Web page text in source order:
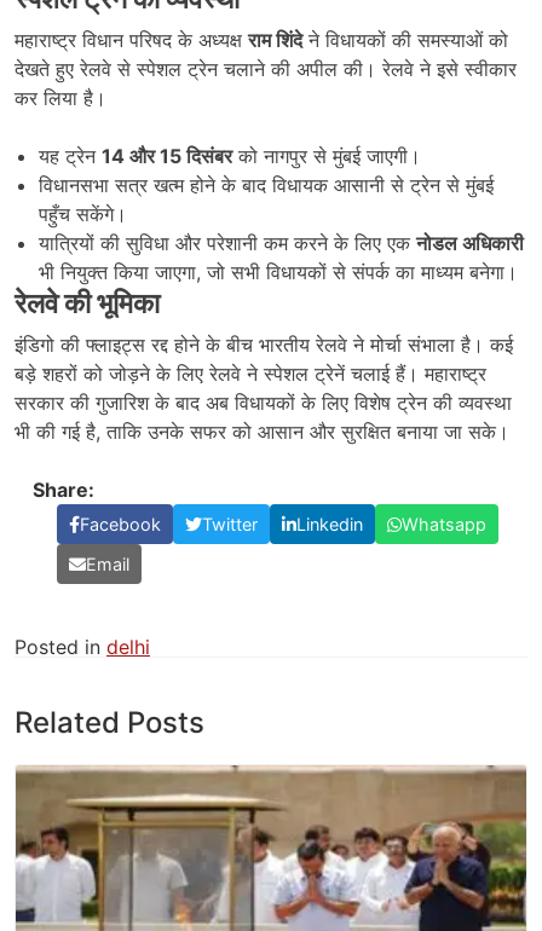
महाराष्ट्र विधान परिषद के अध्यक्षराम शिंदेने विधायकों की समस्याओं को
देखते हुए रेलवे से स्पेशल ट्रेन चलाने की अपील की। रेलवे ने इसे स्वीकार
कर लिया है।
यह ट्रेन 14 और 15दिसंबरको नागपुर से मुंबई जाएगी।
विधानसभा सत्र खत्म होने के बाद विधायक आसानी से ट्रेन से मुंबई
पहुँच सकेंगे।
यात्रियों की सुविधा और परेशानी कम करने के लिए एकनोडल अधिकारी
भी नियुक्त किया जाएगा, जो सभी विधायकों से संपर्क का माध्यम बनेगा।
रेलवे की भूमिका
इंडिगो की फ्लाइट्स रद्द होने के बीच भारतीय रेलवे ने मोर्चा संभाला है। कई
बड़े शहरों को जोड़ने के लिए रेलवे ने स्पेशल ट्रेनें चलाई हैं। महाराष्ट्र
सरकार की गुजारिश के बाद अब विधायकों के लिए विशेष ट्रेन की व्यवस्था
भी की गई है, ताकि उनके सफर को आसान और सुरक्षित बनाया जा सके।
Share:
Facebook Twitter Linkedin
Whatsapp
Email
Posted in delhi
Related Posts